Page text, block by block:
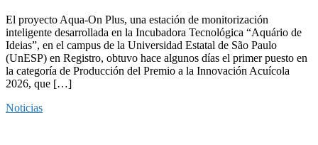
El proyecto Aqua-On Plus, una estación de monitorización
inteligente desarrollada en la Incubadora Tecnológica “Aquário de
Ideias”, en el campus de la Universidad Estatal de São Paulo
(UnESP) en Registro, obtuvo hace algunos días el primer puesto en
la categoría de Producción del Premio a la Innovación Acuícola
2026, que […]
Noticias